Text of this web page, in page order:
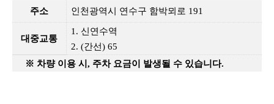
주소 인천광역시 연수구 함박뫼로 191
대중교통
1. 신연수역
2. (간선) 65
※ 차량 이용 시, 주차 요금이 발생될 수 있습니다.